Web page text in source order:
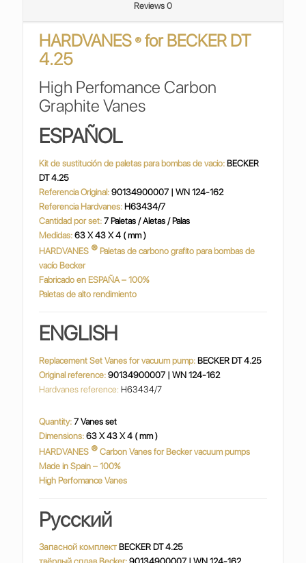
Reviews 0
HARDVANES ® forBECKER DT
4.25
High Perfomance Carbon
Graphite Vanes
ESPAÑOL
Kit de sustitución de paletas para bombas de vacio: BECKER
DT 4.25
Referencia Original: 90134900007 | WN 124-162
Referencia Hardvanes: H63434/7
Cantidad por set:7 Paletas / Aletas / Palas
Medidas: 63 X 43 X 4 ( mm )
HARDVANES ® Paletas de carbono grafito para bombas de
vacío Becker
Fabricado en ESPAÑA – 100%
Paletas de alto rendimiento
ENGLISH
Replacement Set Vanes for vacuum pump: BECKER DT 4.25
Original reference: 90134900007 | WN 124-162
Hardvanes reference: H63434/7
Quantity: 7 Vanes set
Dimensions:63 X 43 X 4 ( mm )
HARDVANES ® Carbon Vanes for Becker vacuum pumps
Made in Spain – 100%
High Perfomance Vanes
Русский
Запасной комплект BECKER DT 4.25